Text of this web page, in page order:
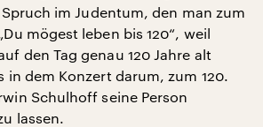
im Judentum, den man zum
mögest leben bis 120“, weil
den Tag genau 120 Jahre alt
in dem Konzert darum, zum 120.
Schulhoff seine Person
lassen.